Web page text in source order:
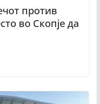
против
во Скопје да